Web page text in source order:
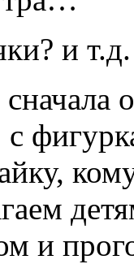
и т.д.
с
и